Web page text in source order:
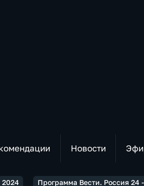
Новости
2024 Программа Вести. Россия 24